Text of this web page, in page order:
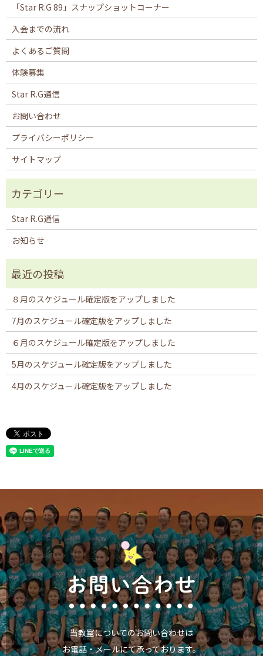
「Star R.G 89」スナップショットコーナー
入会までの流れ
よくあるご質問
体験募集
Star R.G通信
お問い合わせ
プライバシーポリシー
サイトマップ
Star R.G通信
お知らせ
８月のスケジュール確定版をアップしました
7月のスケジュール確定版をアップしました
６月のスケジュール確定版をアップしました
5月のスケジュール確定版をアップしました
4月のスケジュール確定版をアップしました
当教室についてのお問い合わせは
お電話・メールにて承っております。